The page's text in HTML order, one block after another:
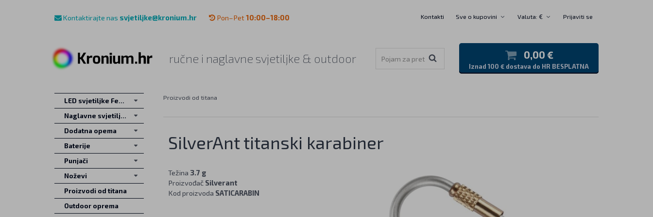
Kontaktirajte nas svjetiljke@kronium.hr Pon–Pet10:00–18:00 Kontakti Sve o kupovini Valuta: € Prijaviti se
ručne i naglavne svjetiljke & outdoor 0,00 €
Iznad 100 € dostava do HR BESPLATNA
Proizvodi od titana
SilverAnt titanski karabiner
Težina 3.7 g
Proizvođač Silverant
Kod proizvoda SATICARABIN
LED svjetiljke Fenix
Naglavne svjetiljke
Dodatna opema
Baterije
Punjači
Noževi
Proizvodi od titana
Outdoor oprema